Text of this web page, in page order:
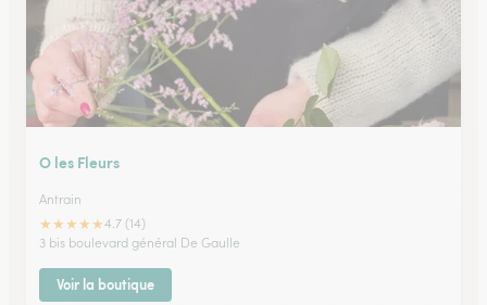
O les Fleurs
Antrain
★★★★★4.7 (14)
3 bis boulevard général De Gaulle
Voir la boutique